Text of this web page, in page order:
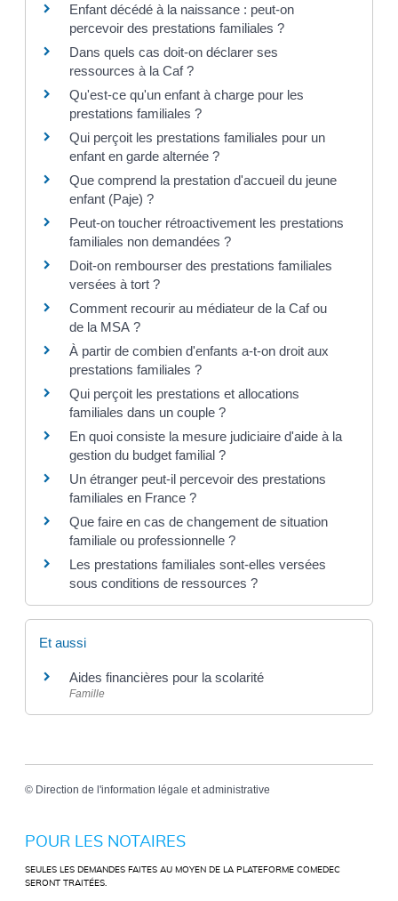
Enfant décédé à la naissance : peut-on
percevoir des prestations familiales ?
Dans quels cas doit-on déclarer ses
ressources à la Caf ?
Qu'est-ce qu'un enfant à charge pour les
prestations familiales ?
Qui perçoit les prestations familiales pour un
enfant en garde alternée ?
Que comprend la prestation d'accueil du jeune
enfant (Paje) ?
Peut-on toucher rétroactivement les prestations
familiales non demandées ?
Doit-on rembourser des prestations familiales
versées à tort ?
Comment recourir au médiateur de la Caf ou
de la MSA ?
À partir de combien d'enfants a-t-on droit aux
prestations familiales ?
Qui perçoit les prestations et allocations
familiales dans un couple ?
En quoi consiste la mesure judiciaire d'aide à la
gestion du budget familial ?
Un étranger peut-il percevoir des prestations
familiales en France ?
Que faire en cas de changement de situation
familiale ou professionnelle ?
Les prestations familiales sont-elles versées
sous conditions de ressources ?
Et aussi
Aides financières pour la scolarité
Famille
© Direction de l'information légale et administrative
POUR LES NOTAIRES
SEULES LES DEMANDES FAITES AU MOYEN DE LA PLATEFORME COMEDEC
SERONT TRAITÉES.